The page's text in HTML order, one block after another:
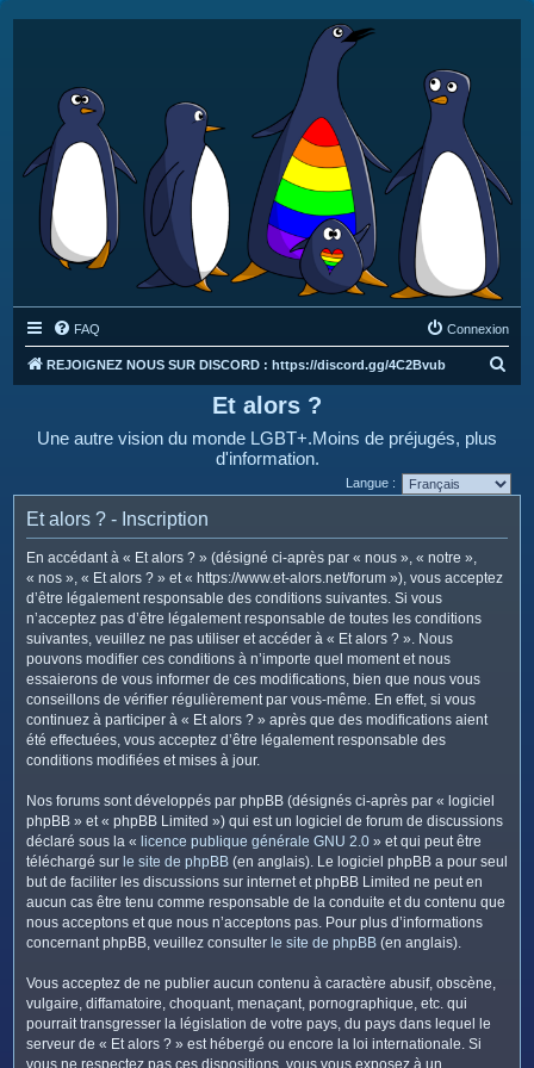
FAQ Connexion
REJOIGNEZ NOUS SUR DISCORD : https://discord.gg/4C2Bvub
e
Et alors ?
Une autre vision du monde LGBT+.Moins de préjugés, plus
d'information.
Langue :
Et alors ? - Inscription
En accédant à « Et alors ? » (désigné ci-après par « nous », « notre »,
« nos », « Et alors ? » et « https://www.et-alors.net/forum »), vous acceptez
d’être légalement responsable des conditions suivantes. Si vous
n’acceptez pas d’être légalement responsable de toutes les conditions
suivantes, veuillez ne pas utiliser et accéder à « Et alors ? ». Nous
pouvons modifier ces conditions à n’importe quel moment et nous
essaierons de vous informer de ces modifications, bien que nous vous
conseillons de vérifier régulièrement par vous-même. En effet, si vous
continuez à participer à « Et alors ? » après que des modifications aient
été effectuées, vous acceptez d’être légalement responsable des
conditions modifiées et mises à jour.
Nos forums sont développés par phpBB (désignés ci-après par « logiciel
phpBB » et « phpBB Limited ») qui est un logiciel de forum de discussions
déclaré sous la « licence publique générale GNU 2.0 » et qui peut être
téléchargé sur le site de phpBB (en anglais). Le logiciel phpBB a pour seul
but de faciliter les discussions sur internet et phpBB Limited ne peut en
aucun cas être tenu comme responsable de la conduite et du contenu que
nous acceptons et que nous n’acceptons pas. Pour plus d’informations
concernant phpBB, veuillez consulter le site de phpBB (en anglais).
Vous acceptez de ne publier aucun contenu à caractère abusif, obscène,
vulgaire, diffamatoire, choquant, menaçant, pornographique, etc. qui
pourrait transgresser la législation de votre pays, du pays dans lequel le
serveur de « Et alors ? » est hébergé ou encore la loi internationale. Si
vous ne respectez pas ces dispositions, vous vous exposez à un